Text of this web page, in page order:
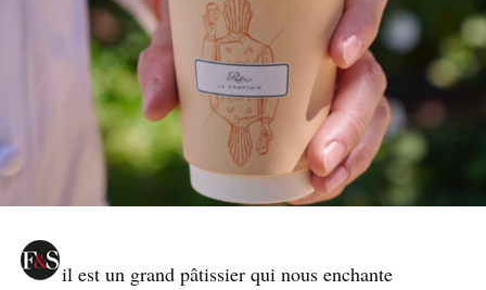
il est un grand pâtissier qui nous enchante